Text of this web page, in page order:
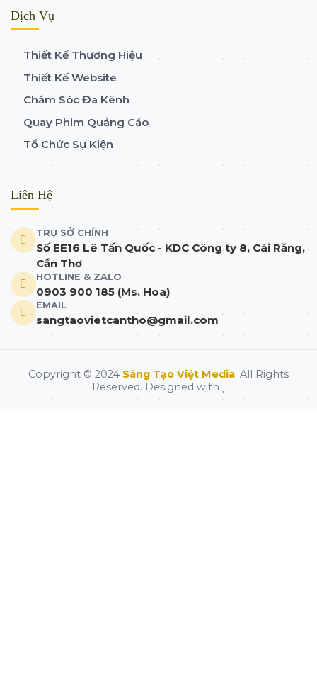
Dịch Vụ
Thiết Kế Thương Hiệu
Thiết Kế Website
Chăm Sóc Đa Kênh
Quay Phim Quảng Cáo
Tổ Chức Sự Kiện
Liên Hệ
TRỤ SỞ CHÍNH
Số EE16 Lê Tấn Quốc - KDC Công ty 8, Cái Răng,
Cần Thơ
HOTLINE & ZALO
0903 900 185 (Ms. Hoa)
EMAIL
sangtaovietcantho@gmail.com
Copyright © 2024 Sáng Tạo Việt Media. All Rights
Reserved. Designed with